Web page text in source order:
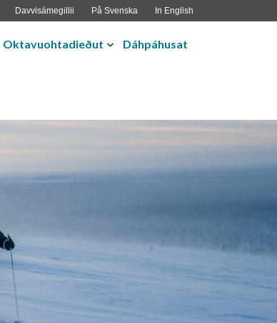
Davvisámegillii På Svenska In English
Oktavuohtadieðut Dáhpáhusat